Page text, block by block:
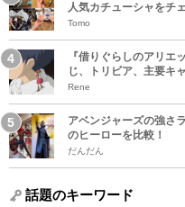
人気カチューシャをチ
Tomo
『借りぐらしのアリエ
じ、トリビア、主要キ
Rene
アベンジャーズの強さ
のヒーローを比較！
だんだん
話題のキーワード